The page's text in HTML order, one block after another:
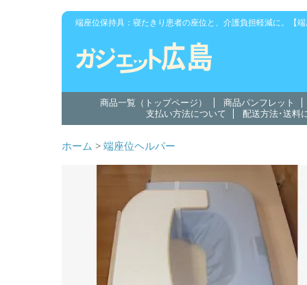
端座位保持具：寝たきり患者の座位と、介護負担軽減に。【
商品一覧（トップページ）
商品パンフレット
支払い方法について
配送方法･送料
ホーム > 端座位ヘルパー